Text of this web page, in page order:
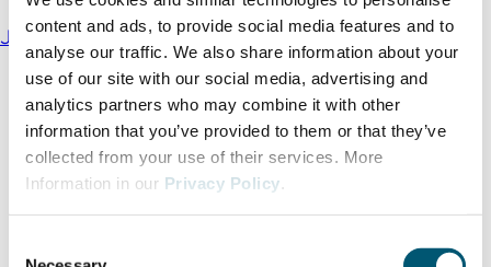
content and ads, to provide social media features and to
analyse our traffic. We also share information about your
use of our site with our social media, advertising and
analytics partners who may combine it with other
information that you’ve provided to them or that they’ve
collected from your use of their services. More
Information in our Privacy Policy.
Jahresbericht 2025